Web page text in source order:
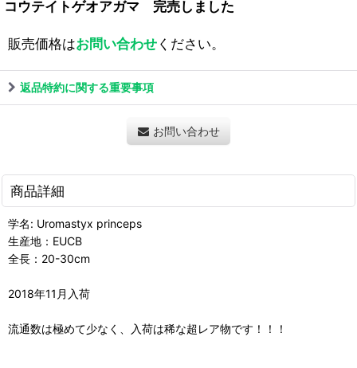
コウテイトゲオアガマ 完売しました
販売価格はお問い合わせください。
返品特約に関する重要事項
お問い合わせ
商品詳細
学名: Uromastyx princeps
生産地：EUCB
全長：20-30cm
2018年11月入荷
流通数は極めて少なく、入荷は稀な超レア物です！！！